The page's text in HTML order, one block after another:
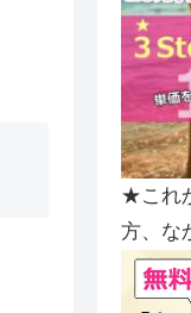
★これ
方、な